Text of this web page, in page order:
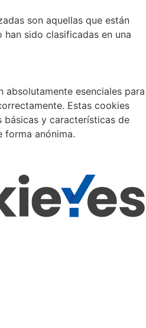
son aquellas que están
han sido clasificadas en una
absolutamente esenciales para
Estas cookies
básicas y características de
forma anónima.